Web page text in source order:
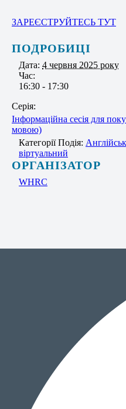
ЗАРЕЄСТРУЙТЕСЬ ТУТ
ПОДРОБИЦІ
Дата: 4 червня 2025 року
Час:
16:30 - 17:30
Серія:
Інформаційна сесія для
мовою)
Категорії Подія:
віртуальний
ОРГАНІЗАТОР
WHRC